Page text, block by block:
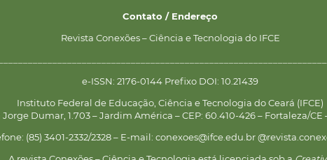
Contato / Endereço
Revista Conexões – Ciência e Tecnologia do IFCE
e-ISSN: 2176-0144 Prefixo DOI: 10.21439
Instituto Federal de Educação, Ciência e Tecnologia do Ceará (IFCE)
Jorge Dumar, 1.703 – Jardim América – CEP: 60.410-426 – Fortaleza/CE
(85) 3401-2332/2328 – E-mail: conexoes@ifce.edu.br